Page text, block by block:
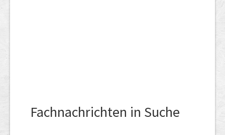
Fachnachrichten in Suche